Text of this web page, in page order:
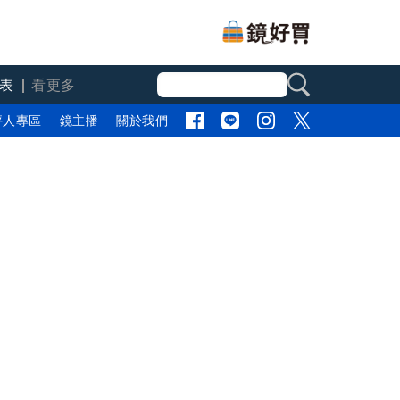
看更多
專區 鏡主播 關於我們